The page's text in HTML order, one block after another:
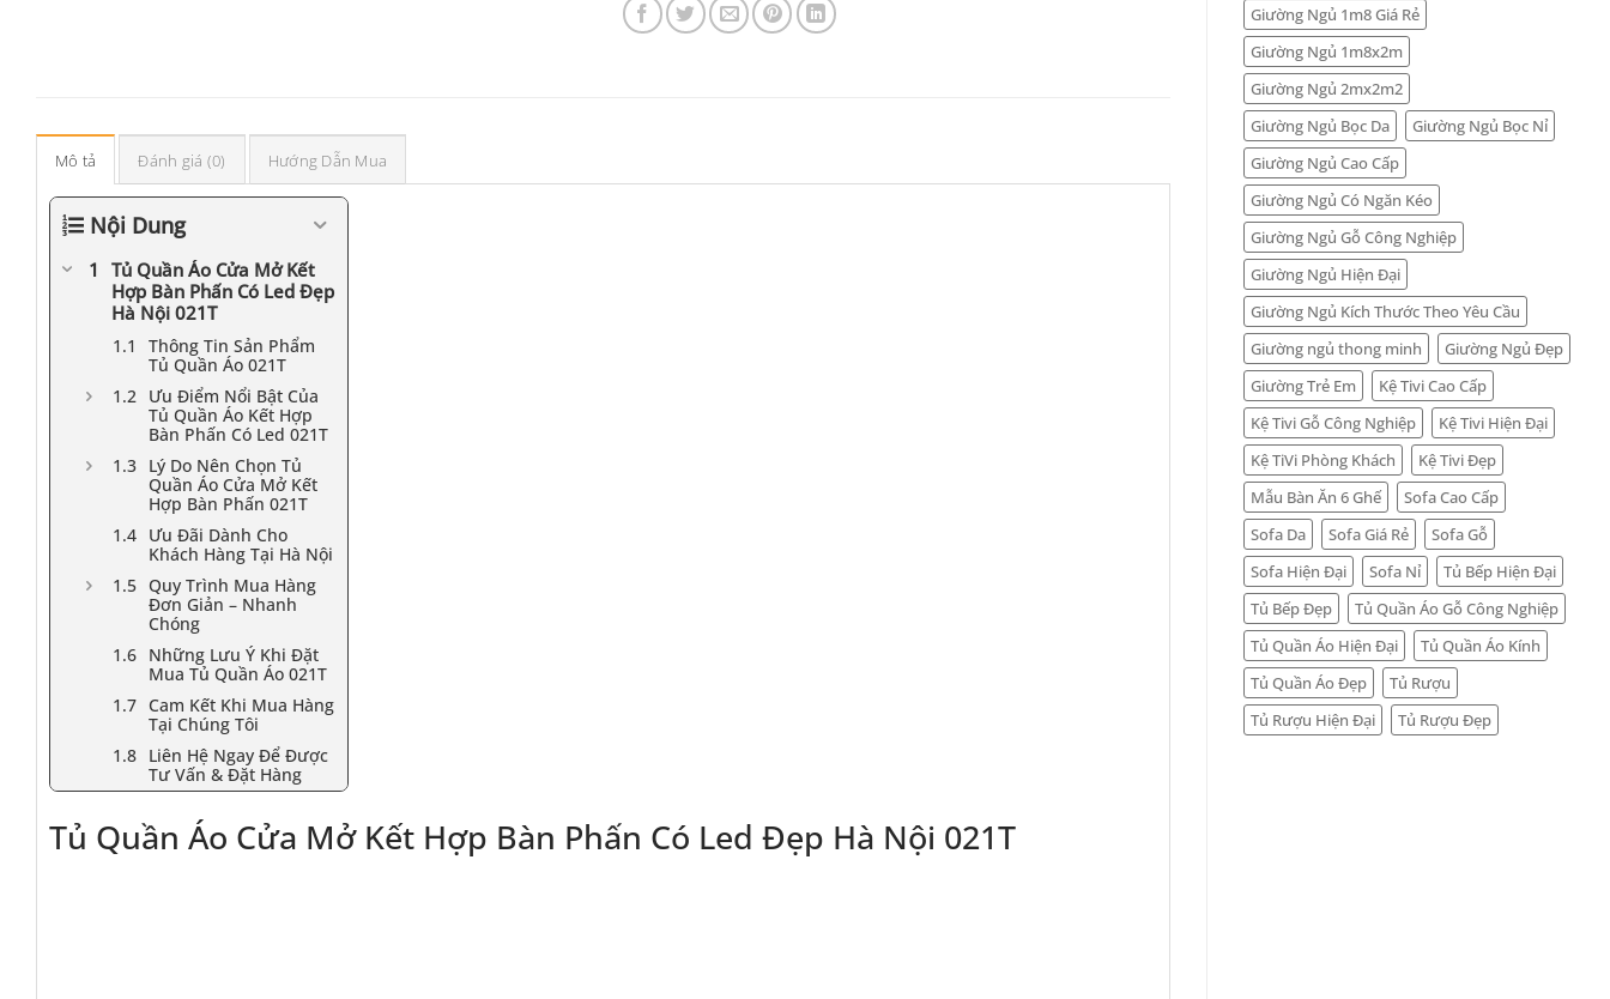
Giường Ngủ 1m8 Giá Rẻ
Giường Ngủ 1m8x2m
Giường Ngủ 2mx2m2
Giường Ngủ Bọc Da
Giường Ngủ Bọc Nỉ
Giường Ngủ Cao Cấp
Giường Ngủ Có Ngăn Kéo
Giường Ngủ Gỗ Công Nghiệp
Giường Ngủ Hiện Đại
Giường Ngủ Kích Thước Theo Yêu Cầu
Giường ngủ thong minh
Giường Ngủ Đẹp
Giường Trẻ Em
Kệ Tivi Cao Cấp
Kệ Tivi Gỗ Công Nghiệp
Kệ Tivi Hiện Đại
Kệ TiVi Phòng Khách
Kệ Tivi Đẹp
Mẫu Bàn Ăn 6 Ghế
Sofa Cao Cấp
Sofa Da
Sofa Giá Rẻ
Sofa Gỗ
Sofa Hiện Đại
Sofa Nỉ
Tủ Bếp Hiện Đại
Tủ Bếp Đẹp
Tủ Quần Áo Gỗ Công Nghiệp
Tủ Quần Áo Hiện Đại
Tủ Quần Áo Kính
Tủ Quần Áo Đẹp
Tủ Rượu
Tủ Rượu Hiện Đại
Tủ Rượu Đẹp
Mô tả Đánh giá (0) Hướng Dẫn Mua
Nội Dung
Tủ Quần Áo Cửa Mở Kết
Hợp Bàn Phấn Có Led Đẹp
Hà Nội 021T
Thông Tin Sản Phẩm
Tủ Quần Áo 021T
Ưu Điểm Nổi Bật Của
Tủ Quần Áo Kết Hợp
Bàn Phấn Có Led 021T
Lý Do Nên Chọn Tủ
Quần Áo Cửa Mở Kết
Hợp Bàn Phấn 021T
Ưu Đãi Dành Cho
Khách Hàng Tại Hà Nội
Quy Trình Mua Hàng
Đơn Giản – Nhanh
Chóng
Những Lưu Ý Khi Đặt
Mua Tủ Quần Áo 021T
Cam Kết Khi Mua Hàng
Tại Chúng Tôi
Liên Hệ Ngay Để Được
Tư Vấn & Đặt Hàng
Tủ Quần Áo Cửa Mở Kết Hợp Bàn Phấn Có Led Đẹp Hà Nội 021T